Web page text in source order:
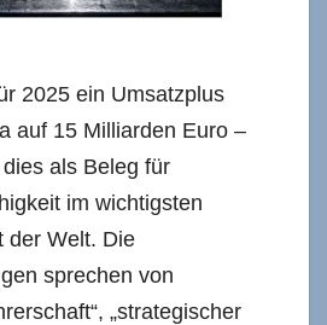
2025 ein Umsatzplus
auf 15 Milliarden Euro –
als Beleg für
im wichtigsten
der Welt. Die
sprechen von
„strategischer